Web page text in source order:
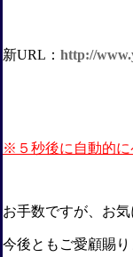
新URL： http://
※５秒後に自動的に
お手数ですが、お
今後ともご愛顧賜